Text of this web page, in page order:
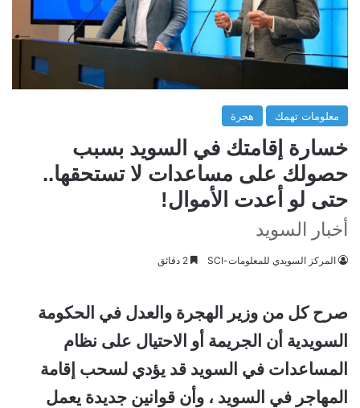
معلومات تهمك هجرة
خسارة إقامتك في السويد بسبب
حصولك على مساعدات لا تستحقها..
حتى لو أعدت الأموال!
أخبار السويد
المركز السويدي للمعلومات-SCI
صرح كل من وزير الهجرة والعدل في الحكومة
السويدية أن الجريمة أو الاحتيال على نظام
المساعدات في السويد قد يؤدي لسحب إقامة
المهاجر في السويد ، وأن قوانين جديدة يعمل